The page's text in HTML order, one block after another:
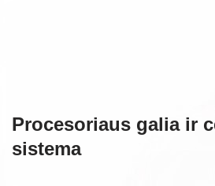
Procesoriaus galia ir
sistema